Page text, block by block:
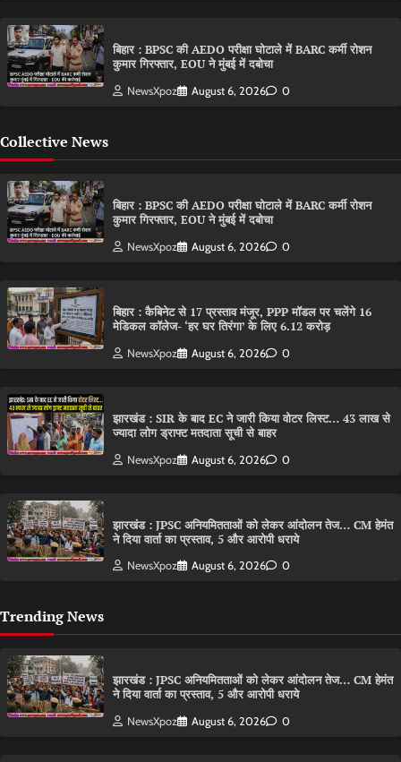
बिहार : BPSC की AEDO परीक्षा घोटाले में BARC कर्मी रोशन
कुमार गिरफ्तार, EOU ने मुंबई में दबोचा
NewsXpoz August 6, 2026 0
Collective News
बिहार : BPSC की AEDO परीक्षा घोटाले में BARC कर्मी रोशन
कुमार गिरफ्तार, EOU ने मुंबई में दबोचा
NewsXpoz August 6, 2026 0
बिहार : कैबिनेट से 17 प्रस्ताव मंजूर, PPP मॉडल पर चलेंगे 16
मेडिकल कॉलेज- ‘हर घर तिरंगा’ के लिए 6.12 करोड़
NewsXpoz August 6, 2026 0
झारखंड : SIR के बाद EC ने जारी किया वोटर लिस्ट… 43 लाख से
ज्यादा लोग ड्राफ्ट मतदाता सूची से बाहर
NewsXpoz August 6, 2026 0
झारखंड : JPSC अनियमितताओं को लेकर आंदोलन तेज… CM हेमंत
ने दिया वार्ता का प्रस्ताव, 5 और आरोपी धराये
NewsXpoz August 6, 2026 0
Trending News
झारखंड : JPSC अनियमितताओं को लेकर आंदोलन तेज… CM हेमंत
ने दिया वार्ता का प्रस्ताव, 5 और आरोपी धराये
NewsXpoz August 6, 2026 0